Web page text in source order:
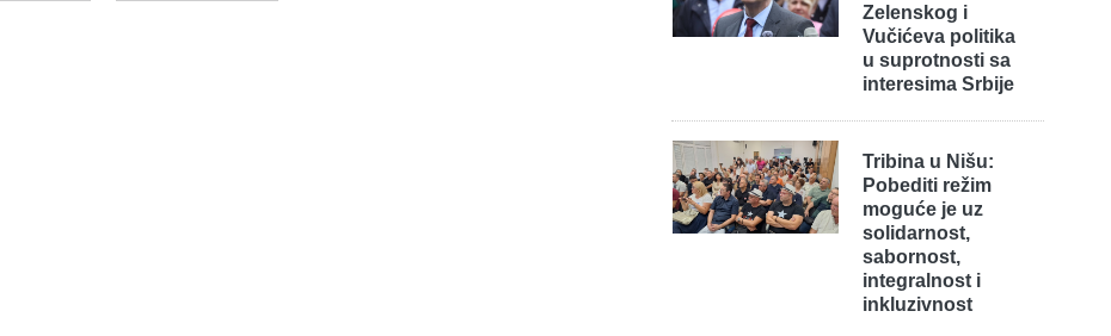
Zelenskog i
Vučićeva politika
u suprotnosti sa
interesima Srbije
Tribina u Nišu:
Pobediti režim
moguće je uz
solidarnost,
sabornost,
integralnost i
inkluzivnost